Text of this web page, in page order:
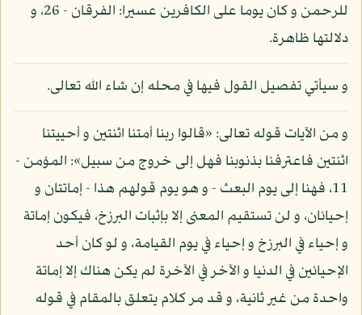
للرحمن و كان يوما على الكافرين عسيرا: الفرقان - 26، و
دلالتها ظاهرة.
و سيأتي تفصيل القول فيها في محله إن شاء الله تعالى.
و من الآيات قوله تعالى: «قالوا ربنا أمتنا اثنتين و أحييتنا
اثنتين فاعترفنا بذنوبنا فهل إلى خروج من سبيل»: المؤمن -
11، فهنا إلى يوم البعث - و هو يوم قولهم هذا - إماتتان و
إحيائان، و لن تستقيم المعنى إلا بإثبات البرزخ، فيكون إماتة
و إحياء في البرزخ و إحياء في يوم القيامة، و لو كان أحد
الإحيائين في الدنيا و الآخر في الآخرة لم يكن هناك إلا إماتة
واحدة من غير ثانية، و قد مر كلام يتعلق بالمقام في قوله